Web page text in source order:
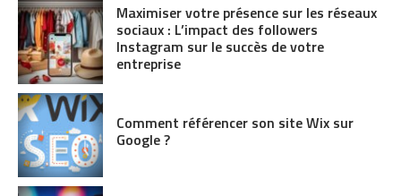
Maximiser votre présence sur les réseaux
sociaux : L’impact des followers
Instagram sur le succès de votre
entreprise
Comment référencer son site Wix sur
Google ?